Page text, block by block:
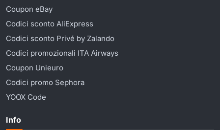
Coupon eBay
Codici sconto AliExpress
Codici sconto Privé by Zalando
Codici promozionali ITA Airways
Coupon Unieuro
Codici promo Sephora
YOOX Code
Info